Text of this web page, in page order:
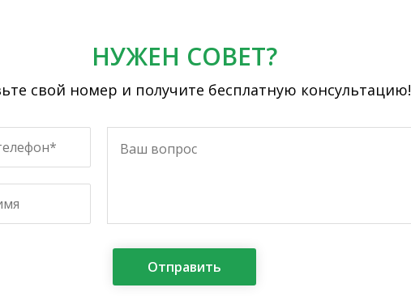
НУЖЕН СОВЕТ?
свой номер и получите бесплатную консультацию!